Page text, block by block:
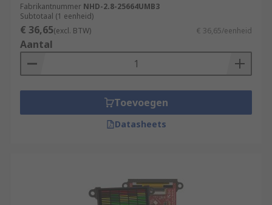
Fabrikantnummer NHD-2.8-25664UMB3
Subtotaal (1 eenheid)
€ 36,65(excl. BTW) € 36,65/eenheid
Aantal
Toevoegen
Datasheets